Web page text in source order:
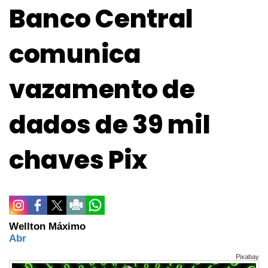
Banco Central
comunica
vazamento de
dados de 39 mil
chaves Pix
Wellton Máximo
Abr
Pixabay